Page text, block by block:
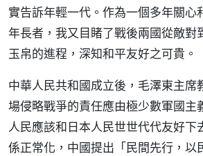
實告訴年輕一代。作為一個多年關心
年長者，我又目睹了戰後兩國從敵對
玉帛的進程，深知和平友好之可貴。
中華人民共和國成立後，毛澤東主席
場侵略戰爭的責任應由極少數軍國主
人民應該和日本人民世世代代友好下
係正常化，中國提出「民間先行，以